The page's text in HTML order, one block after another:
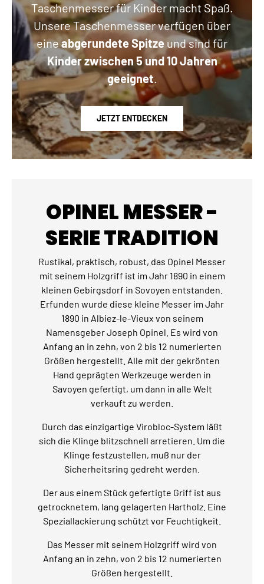
Taschenmesser für Kinder macht Spaß.
Unsere Taschenmesser verfügen über
eine abgerundete Spitze und sind für
Kinder zwischen 5 und 10 Jahren
geeignet.
JETZT ENTDECKEN
OPINEL MESSER -
SERIE TRADITION
Rustikal, praktisch, robust, das Opinel Messer
mit seinem Holzgriff ist im Jahr 1890 in einem
kleinen Gebirgsdorf in Sovoyen entstanden.
Erfunden wurde diese kleine Messer im Jahr
1890 in Albiez-le-Vieux von seinem
Namensgeber Joseph Opinel. Es wird von
Anfang an in zehn, von 2 bis 12 numerierten
Größen hergestellt. Alle mit der gekrönten
Hand geprägten Werkzeuge werden in
Savoyen gefertigt, um dann in alle Welt
verkauft zu werden.
Durch das einzigartige Virobloc-System läßt
sich die Klinge blitzschnell arretieren. Um die
Klinge festzustellen, muß nur der
Sicherheitsring gedreht werden.
Der aus einem Stück gefertigte Griff ist aus
getrocknetem, lang gelagerten Hartholz. Eine
Speziallackierung schützt vor Feuchtigkeit.
Das Messer mit seinem Holzgriff wird von
Anfang an in zehn, von 2 bis 12 numerierten
Größen hergestellt.